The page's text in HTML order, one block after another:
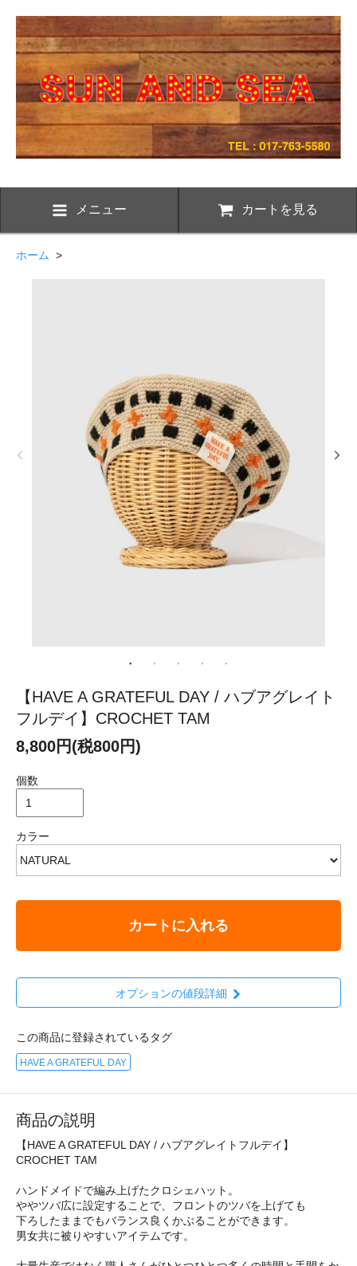
メニュー カートを見る
ホーム >
【HAVE A GRATEFUL DAY / ハブアグレイト
フルデイ】CROCHET TAM
8,800円(税800円)
個数
カラー
カートに入れる
オプションの値段詳細
この商品に登録されているタグ
HAVE A GRATEFUL DAY
商品の説明
【HAVE A GRATEFUL DAY / ハブアグレイトフルデイ】
CROCHET TAM
ハンドメイドで編み上げたクロシェハット。
ややツバ広に設定することで、フロントのツバを上げても
下ろしたままでもバランス良くかぶることができます。
男女共に被りやすいアイテムです。